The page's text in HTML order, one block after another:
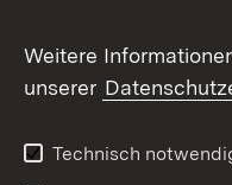
X / Twitter
Youtube
Weitere
unserer
Technisch